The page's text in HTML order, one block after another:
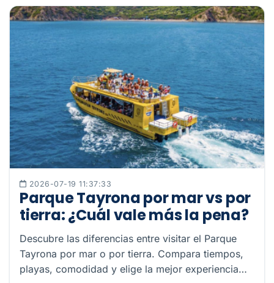
2026-07-19 11:37:33
Parque Tayrona por mar vs por
tierra: ¿Cuál vale más la pena?
Descubre las diferencias entre visitar el Parque
Tayrona por mar o por tierra. Compara tiempos,
playas, comodidad y elige la mejor experiencia